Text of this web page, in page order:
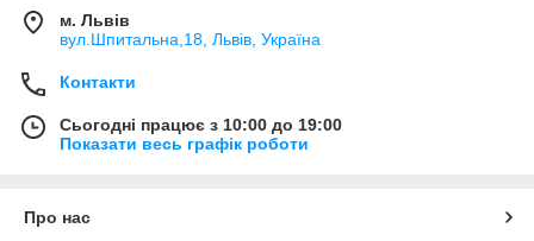
м. Львів
вул.Шпитальна,18, Львів, Україна
Контакти
Сьогодні працює з 10:00 до 19:00
Показати весь графік роботи
Про нас